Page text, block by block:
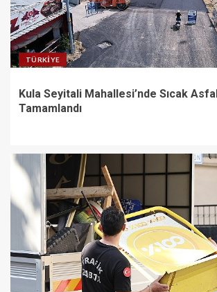
4
Büyükşehir’den
bank ve piknik
5
1
Kula Seyitali
Sıcak Asfalt
Tamamlandı
TÜRKIYE
Kula Seyitali Mahallesi’nde Sıcak
Tamamlandı